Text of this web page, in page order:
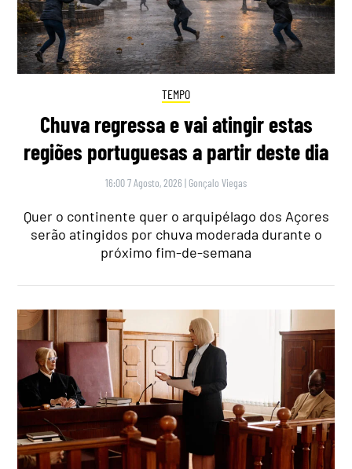
TEMPO
Chuva regressa e vai atingir estas
regiões portuguesas a partir deste dia
16:00 7 Agosto, 2026 | Gonçalo Viegas
Quer o continente quer o arquipélago dos Açores
serão atingidos por chuva moderada durante o
próximo fim-de-semana